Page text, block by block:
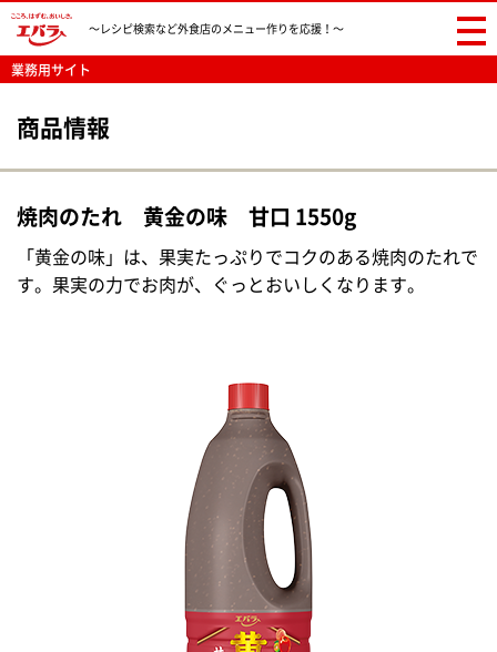
〜レシピ検索など外食店のメニュー作りを応援！〜
業務用サイト
商品情報
焼肉のたれ 黄金の味 甘口 1550g
「黄金の味」は、果実たっぷりでコクのある焼肉のたれで
す。果実の力でお肉が、ぐっとおいしくなります。